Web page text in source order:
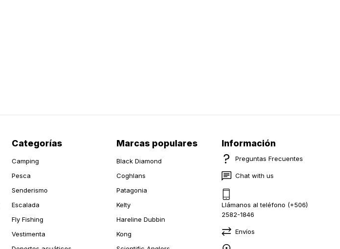
Categorías
Camping
Pesca
Senderismo
Escalada
Fly Fishing
Vestimenta
Marcas populares
Black Diamond
Coghlans
Patagonia
Kelty
Hareline Dubbin
Kong
Información
Preguntas Frecuentes
Chat with us
Llámanos al teléfono (+506)
2582-1846
Envíos